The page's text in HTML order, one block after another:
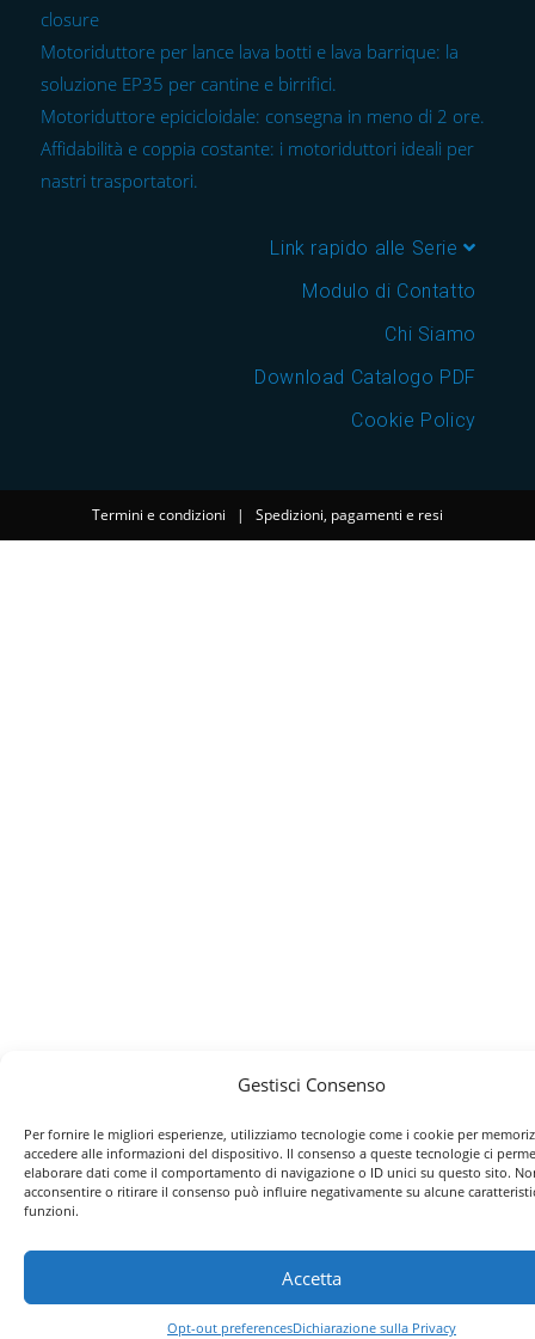
Gestisci Consenso
Per fornire le migliori esperienze, utilizziamo tecnologie come i cookie per
accedere alle informazioni del dispositivo. Il consenso a queste tecnologie ci
elaborare dati come il comportamento di navigazione o ID unici su questo sito.
acconsentire o ritirare il consenso può influire negativamente su alcune
funzioni.
Accetta
Opt-out preferencesDichiarazione sulla Privacy
closure
Motoriduttore per lance lava botti e lava barrique: la
soluzione EP35 per cantine e birrifici.
Motoriduttore epicicloidale: consegna in meno di 2 ore.
Affidabilità e coppia costante: i motoriduttori ideali per
nastri trasportatori.
Link rapido alle Serie
Modulo di Contatto
Chi Siamo
Download Catalogo PDF
Cookie Policy
Termini e condizioni | Spedizioni, pagamenti e resi